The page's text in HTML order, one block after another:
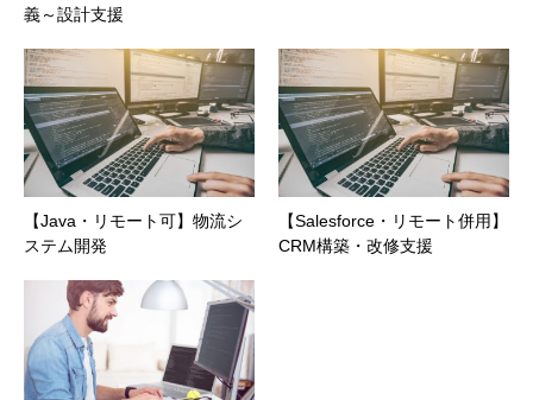
義～設計支援
【Java・リモート可】物流シ
ステム開発
【Salesforce・リモート併用】
CRM構築・改修支援